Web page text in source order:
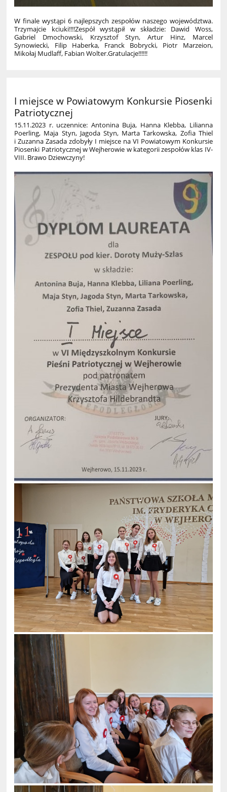
W finale wystąpi 6 najlepszych zespołów naszego województwa.
Trzymajcie kciuki!!!!Zespół wystąpił w składzie: Dawid Woss,
Gabriel Dmochowski, Krzysztof Styn, Artur Hinz, Marcel
Synowiecki, Filip Haberka, Franck Bobrycki, Piotr Marzeion,
Mikołaj Mudlaff, Fabian Wolter.Gratulacje!!!!!!
I miejsce w Powiatowym Konkursie Piosenki
Patriotycznej
15.11.2023 r. uczennice: Antonina Buja, Hanna Klebba, Lilianna
Poerling, Maja Styn, Jagoda Styn, Marta Tarkowska, Zofia Thiel
i Zuzanna Zasada zdobyły I miejsce na VI Powiatowym Konkursie
Piosenki Patriotycznej w Wejherowie w kategorii zespołów klas IV-
VIII. Brawo Dziewczyny!